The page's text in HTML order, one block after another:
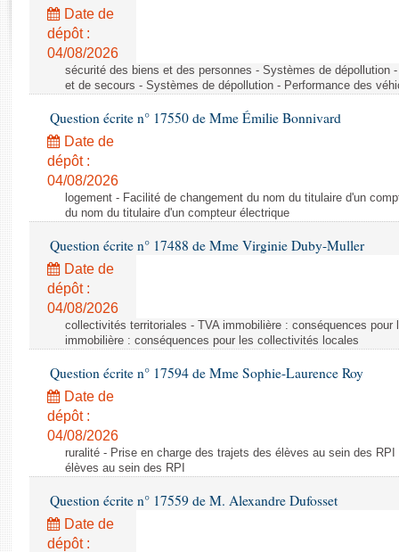
Rapports législatifs
Rapports sur l'application des lois
Baromètre de l’application des lois
Dossiers législatifs
Budget et sécurité sociale
Questions écrites et orales
Comptes rendus des débats
Date de
dépôt :
04/08/2026
sécurité des biens et des personnes - Systèmes de dépollution
et de secours - Systèmes de dépollution - Performance des
Question écrite n° 17550 de Mme Émilie Bonnivard
Date de
dépôt :
04/08/2026
logement - Facilité de changement du nom du titulaire d'un
du nom du titulaire d'un compteur électrique
Question écrite n° 17488 de Mme Virginie Duby-Muller
Date de
dépôt :
04/08/2026
collectivités territoriales - TVA immobilière : conséquences
immobilière : conséquences pour les collectivités locales
Question écrite n° 17594 de Mme Sophie-Laurence Roy
Date de
dépôt :
04/08/2026
ruralité - Prise en charge des trajets des élèves au sein des
élèves au sein des RPI
Question écrite n° 17559 de M. Alexandre Dufosset
Date de
dépôt :